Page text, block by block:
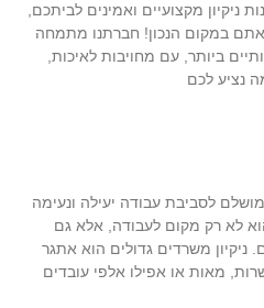
מקצועיים ואמינים לביתכם,
במקום הנכון! חברתנו מתמחה
ביותר, עם מחויבות לאיכות,
נציע לכם
לסביבת עבודה יעילה ונעימה
לא רק מקום לעבודה, אלא גם
ניקיון משרדים גדולים הוא אתגר
מאות או אפילו אלפי עובדים